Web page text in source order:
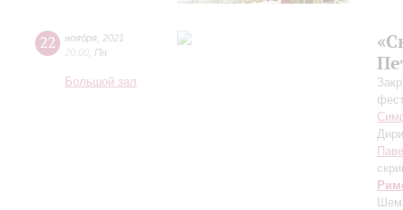
22 ноября 2021
20:00 Пн
Большой зал